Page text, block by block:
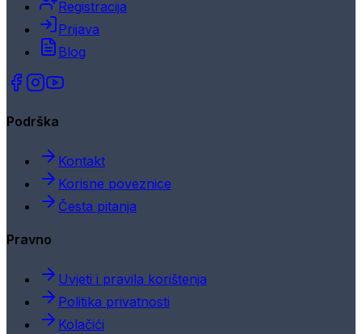
Registracija
Prijava
Blog
Podrška
Kontakt
Korisne poveznice
Česta pitanja
Pravno
Uvjeti i pravila korištenja
Politika privatnosti
Kolačići